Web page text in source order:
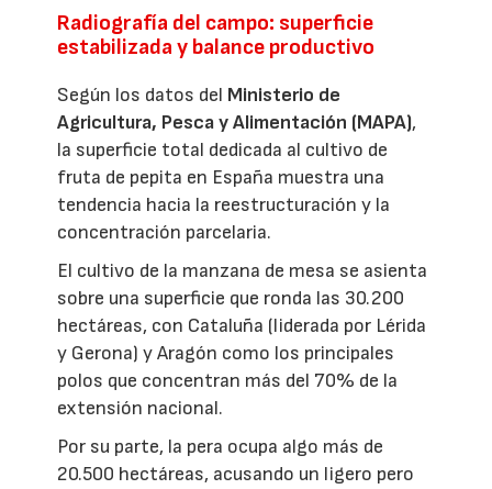
Radiografía del campo: superficie
estabilizada y balance productivo
Según los datos del Ministerio de
Agricultura, Pesca y Alimentación (MAPA),
la superficie total dedicada al cultivo de
fruta de pepita en España muestra una
tendencia hacia la reestructuración y la
concentración parcelaria.
El cultivo de la manzana de mesa se asienta
sobre una superficie que ronda las 30.200
hectáreas, con Cataluña (liderada por Lérida
y Gerona) y Aragón como los principales
polos que concentran más del 70% de la
extensión nacional.
Por su parte, la pera ocupa algo más de
20.500 hectáreas, acusando un ligero pero